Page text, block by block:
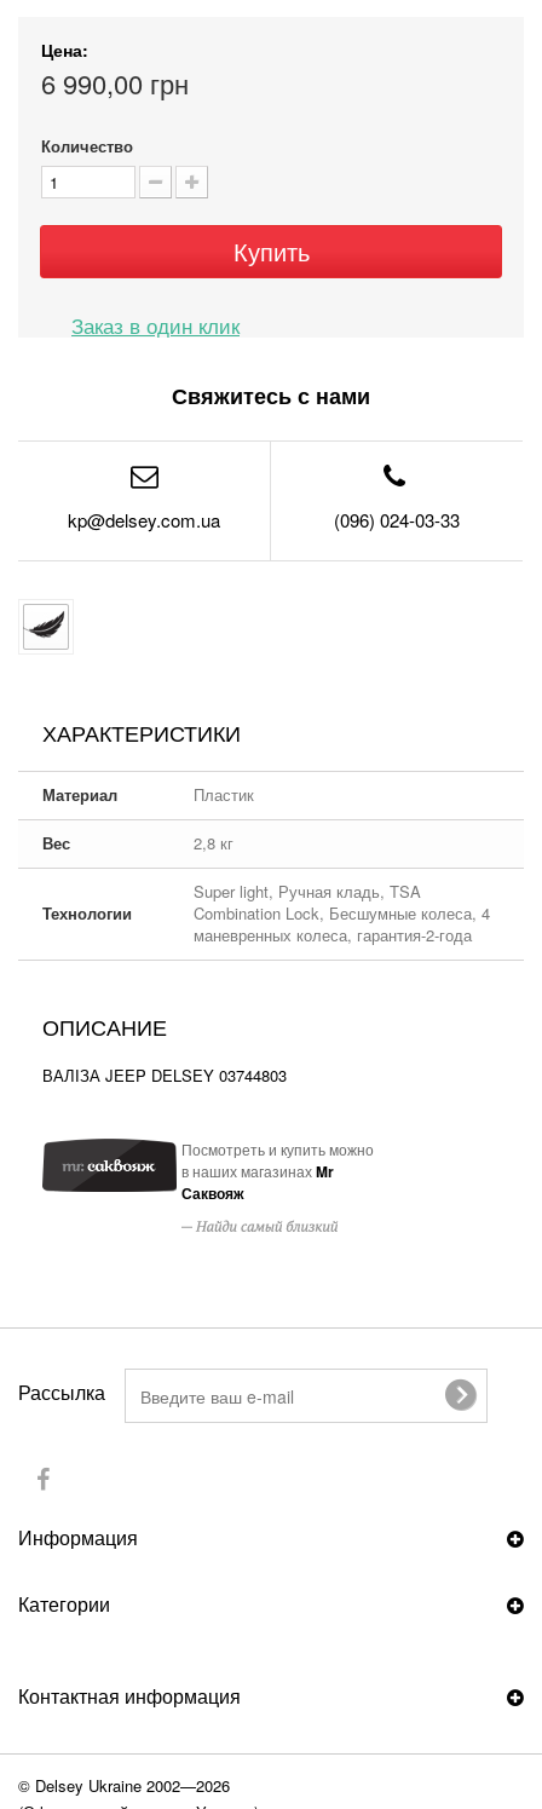
Цена:
6 990,00 грн
Количество
Купить
Свяжитесь с нами
kp@delsey.com.ua (096) 024-03-33
ХАРАКТЕРИСТИКИ
Материал Пластик
Вес 2,8 кг
Технологии
Super light, Ручная кладь, TSA
Combination Lock, Бесшумные колеса, 4
маневренных колеса, гарантия-2-года
ОПИСАНИЕ
ВАЛІЗА JEEP DELSEY 03744803
Посмотреть и купить можно
в наших магазинахMr
Саквояж
Рассылка
Информация
Категории
© Delsey Ukraine 2002—2026
Контактная информация